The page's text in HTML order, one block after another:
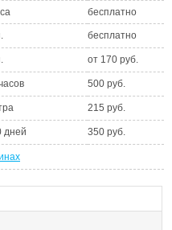
бесплатно
бесплатно
от 170 руб.
500 руб.
215 руб.
дней 350 руб.